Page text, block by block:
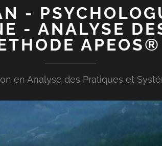
-
- ANALYSE
APEOS®
en Analyse des Pratiques et